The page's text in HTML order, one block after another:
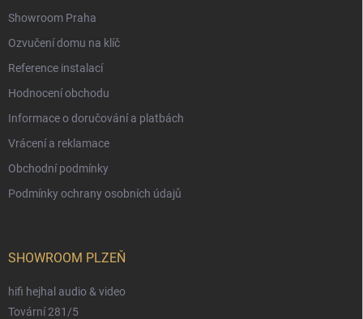
Showroom Praha
Ozvučení domu na klíč
Reference instalací
Hodnocení obchodu
Informace o doručování a platbách
Vrácení a reklamace
Obchodní podmínky
Podmínky ochrany osobních údajů
SHOWROOM PLZEŇ
hifi hejhal audio & video
Tovární 281/5